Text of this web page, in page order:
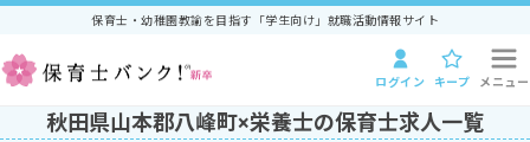
保育士・幼稚園教諭を目指す「学生向け」就職活動情報サイト
ログイン キープ メニュー
秋田県山本郡八峰町×栄養士の保育士求人一覧